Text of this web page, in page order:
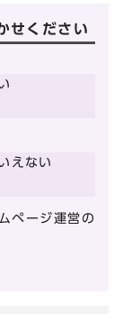
せください
えない
ページ運営の